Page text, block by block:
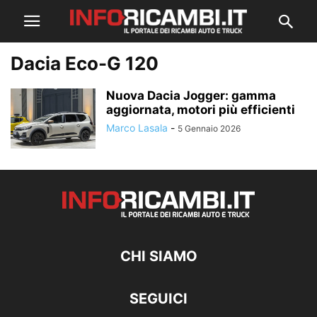
Dacia Eco-G 120
Nuova Dacia Jogger: gamma
aggiornata, motori più efficienti
Marco Lasala - 5 Gennaio 2026
CHI SIAMO
SEGUICI